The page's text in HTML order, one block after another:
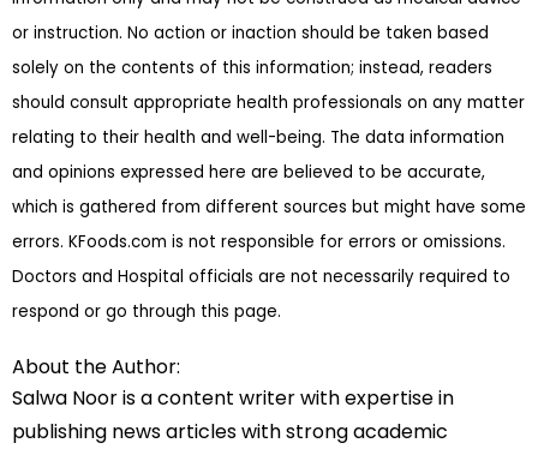
or instruction. No action or inaction should be taken based
solely on the contents of this information; instead, readers
should consult appropriate health professionals on any matter
relating to their health and well-being. The data information
and opinions expressed here are believed to be accurate,
which is gathered from different sources but might have some
errors. KFoods.com is not responsible for errors or omissions.
Doctors and Hospital officials are not necessarily required to
respond or go through this page.
About the Author:
Salwa Noor is a content writer with expertise in
publishing news articles with strong academic